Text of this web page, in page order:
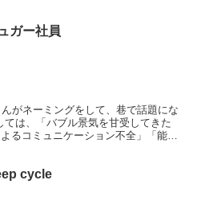
ガー社員
がネーミングをして、巷で話題にな
は、「バブル景気を甘受してきた
るコミュニケーション不全」「能力
cycle